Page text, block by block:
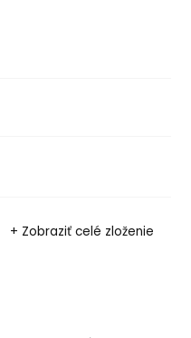
+ Zobraziť celé zloženie